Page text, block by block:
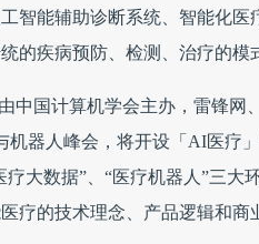
智能辅助诊断系统、智能化
的疾病预防、检测、治疗的模
中国计算机学会主办，雷锋
机器人峰会，将开设「AI医疗
疗大数据”、“医疗机器人”三
疗的技术理念、产品逻辑和商